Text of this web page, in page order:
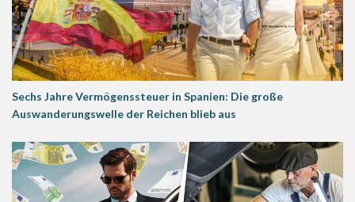
Sechs Jahre Vermögenssteuer in Spanien: Die große
Auswanderungswelle der Reichen blieb aus